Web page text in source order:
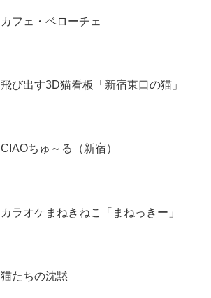
カフェ・ベローチェ
飛び出す3D猫看板「新宿東口の猫」
CIAOちゅ～る（新宿）
カラオケまねきねこ「まねっきー」
猫たちの沈黙